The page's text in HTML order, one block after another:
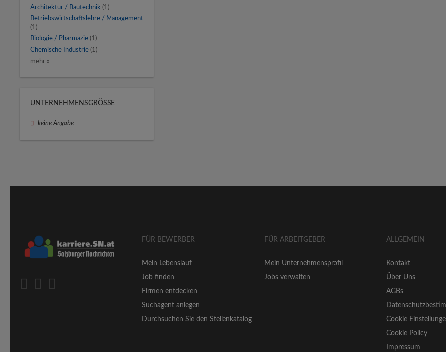
Architektur / Bautechnik (1)
Betriebswirtschaftslehre / Management
(1)
Biologie / Pharmazie (1)
Chemische Industrie (1)
mehr »
UNTERNEHMENSGRÖSSE
keine Angabe
FÜR BEWERBER
Mein Lebenslauf
Job finden
Firmen entdecken
Suchagent anlegen
Durchsuchen Sie den Stellenkatalog
FÜR ARBEITGEBER
Mein Unternehmensprofil
Jobs verwalten
ALLGEMEIN
Kontakt
Über Uns
AGBs
Cookie
Cookie Policy
Impressum